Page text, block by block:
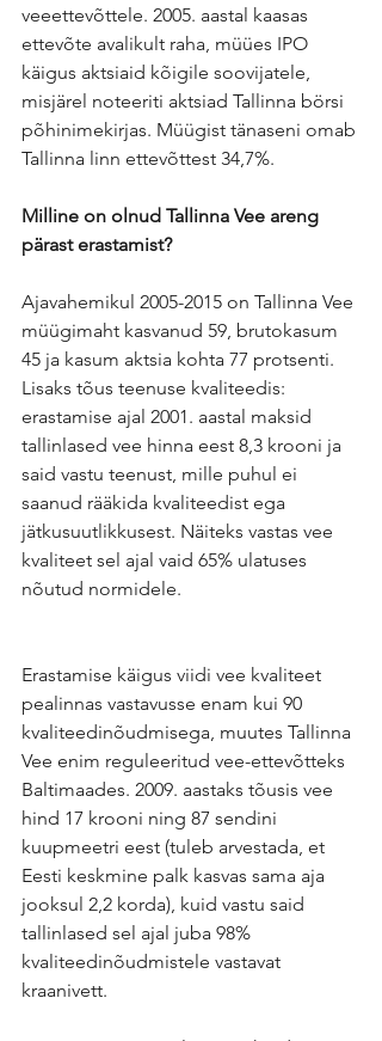
veeettevõttele. 2005. aastal kaasas
ettevõte avalikult raha, müües IPO
käigus aktsiaid kõigile soovijatele,
misjärel noteeriti aktsiad Tallinna börsi
põhinimekirjas. Müügist tänaseni omab
Tallinna linn ettevõttest 34,7%.
Milline on olnud Tallinna Vee areng
pärast erastamist?
Ajavahemikul 2005-2015 on Tallinna Vee
müügimaht kasvanud 59, brutokasum
45 ja kasum aktsia kohta 77 protsenti.
Lisaks tõus teenuse kvaliteedis:
erastamise ajal 2001. aastal maksid
tallinlased vee hinna eest 8,3 krooni ja
said vastu teenust, mille puhul ei
saanud rääkida kvaliteedist ega
jätkusuutlikkusest. Näiteks vastas vee
kvaliteet sel ajal vaid 65% ulatuses
nõutud normidele.
Erastamise käigus viidi vee kvaliteet
pealinnas vastavusse enam kui 90
kvaliteedinõudmisega, muutes Tallinna
Vee enim reguleeritud vee-ettevõtteks
Baltimaades. 2009. aastaks tõusis vee
hind 17 krooni ning 87 sendini
kuupmeetri eest (tuleb arvestada, et
Eesti keskmine palk kasvas sama aja
jooksul 2,2 korda), kuid vastu said
tallinlased sel ajal juba 98%
kvaliteedinõudmistele vastavat
kraanivett.